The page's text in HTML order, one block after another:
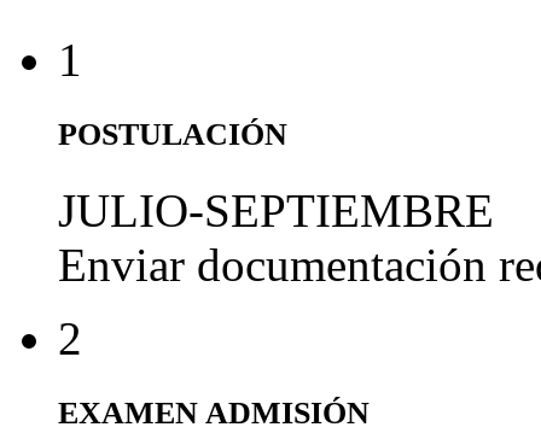
1
POSTULACIÓN
JULIO-SEPTIEMBRE
Enviar documentación
2
EXAMEN ADMISIÓN